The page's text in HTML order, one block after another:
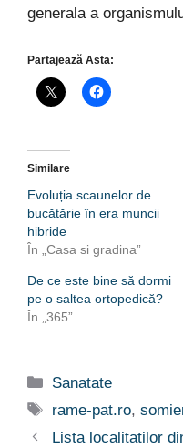
generala a
Partajează Asta:
Similare
Evoluția scaunelor de
bucătărie în era muncii
hibride
În „Casa si gradina”
De ce este bine să dormi
pe o saltea ortopedică?
În „365”
Categorii
Sanatate
Etichete
rame-pat.ro,
Lista localitatilor